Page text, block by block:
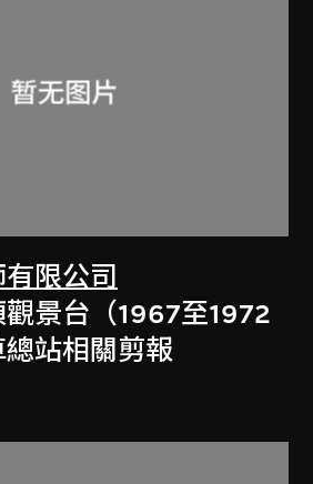
限公司
景台（1967至1972
站相關剪報